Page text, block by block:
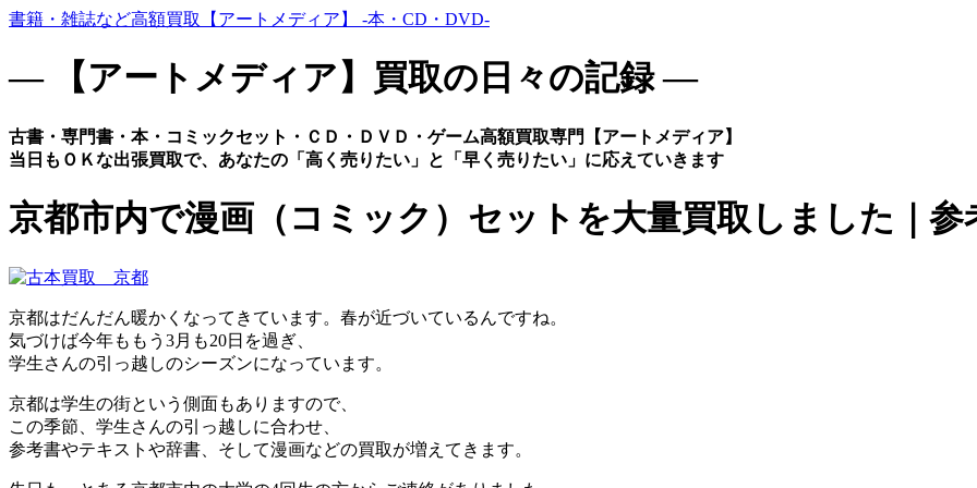
書籍・雑誌など高額買取【アートメディア】 -本・CD・DVD-
― 【アートメディア】買取の日々の記録 ―
古書・専門書・本・コミックセット・ＣＤ・ＤＶＤ・ゲーム高額買取専門【アートメディア】
当日もＯＫな出張買取で、あなたの「高く売りたい」と「早く売りたい」に応えていきます
京都市内で漫画（コミック）セットを大量買取しました｜参
京都はだんだん暖かくなってきています。春が近づいているんですね。
気づけば今年ももう3月も20日を過ぎ、
学生さんの引っ越しのシーズンになっています。
京都は学生の街という側面もありますので、
この季節、学生さんの引っ越しに合わせ、
参考書やテキストや辞書、そして漫画などの買取が増えてきます。